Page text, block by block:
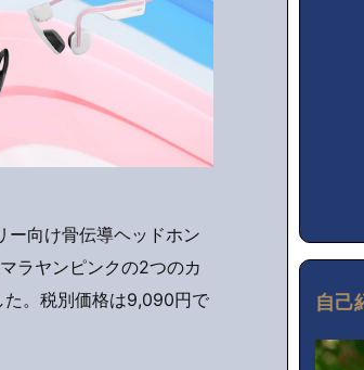
向け骨伝導ヘッドホン
ラヤンピンクの2つのカ
た。税別価格は9,090円で
自己